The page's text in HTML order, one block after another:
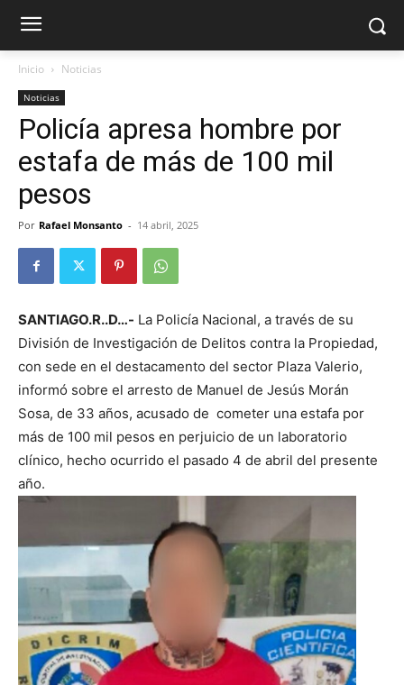
Inicio Noticias
Noticias
Policía apresa hombre por
estafa de más de 100 mil
pesos
Por Rafael Monsanto - 14 abril, 2025
SANTIAGO.R..D…- La Policía Nacional, a través de su
División de Investigación de Delitos contra la Propiedad,
con sede en el destacamento del sector Plaza Valerio,
informó sobre el arresto de Manuel de Jesús Morán
Sosa, de 33 años, acusado de cometer una estafa por
más de 100 mil pesos en perjuicio de un laboratorio
clínico, hecho ocurrido el pasado 4 de abril del presente
año.